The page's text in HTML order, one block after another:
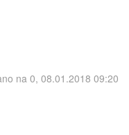
na 0, 08.01.2018 09:20